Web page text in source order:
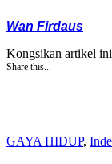
Wan Firdaus
Kongsikan artikel ini
Share this...
GAYA HIDUP,